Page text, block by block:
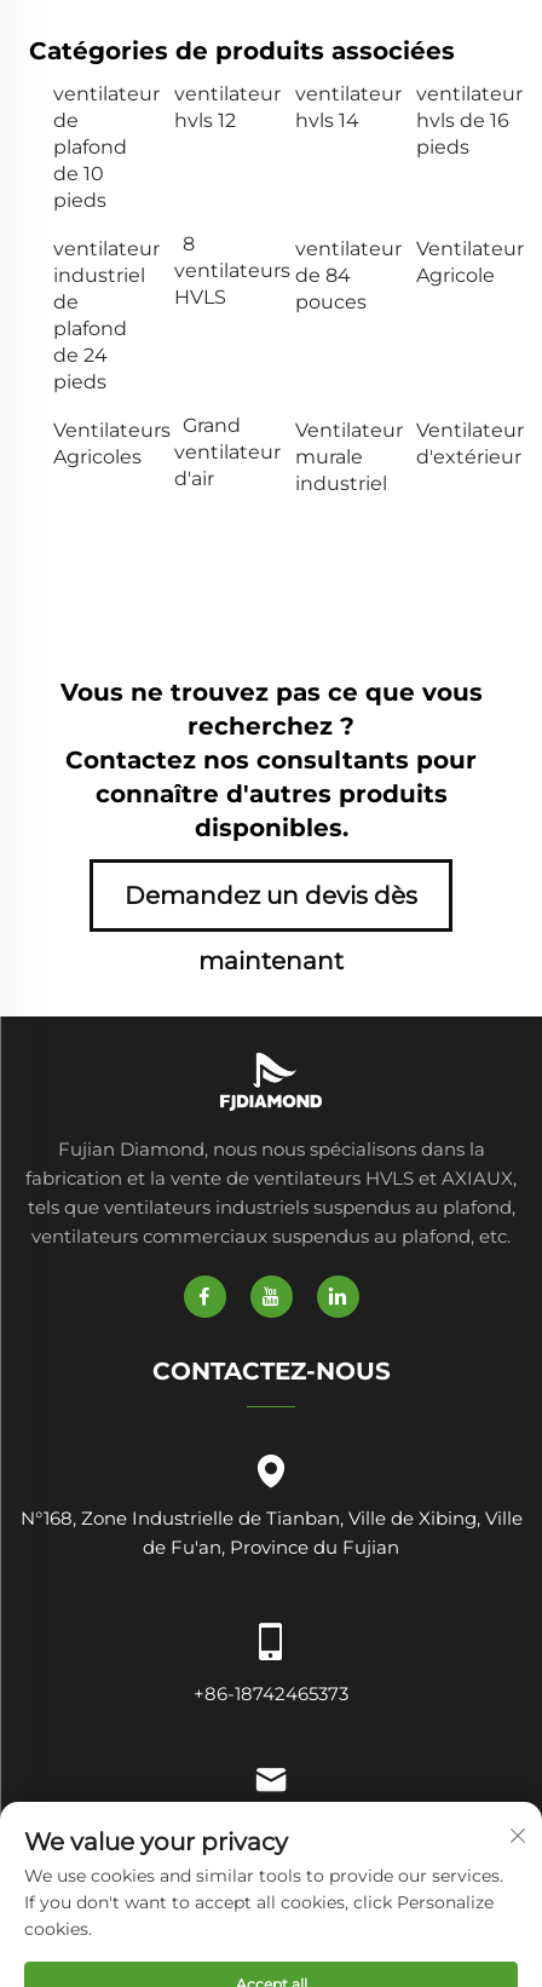
Catégories de produits associées
ventilateur
de
plafond
de 10
pieds
ventilateur
hvls 12
ventilateur
hvls 14
ventilateur
hvls de 16
pieds
ventilateur
industriel
de
plafond
de 24
pieds
8
ventilateurs
HVLS
ventilateur
de 84
pouces
Ventilateur
Agricole
Ventilateurs
Agricoles
Grand
ventilateur
d'air
Ventilateur
murale
industriel
Ventilateur
d'extérieur
Vous ne trouvez pas ce que vous
recherchez ?
Contactez nos consultants pour
connaître d'autres produits
disponibles.
Demandez un devis dès
maintenant
Fujian Diamond, nous nous spécialisons dans la
fabrication et la vente de ventilateurs HVLS et AXIAUX,
tels que ventilateurs industriels suspendus au plafond,
ventilateurs commerciaux suspendus au plafond, etc.
CONTACTEZ-NOUS
N°168, Zone Industrielle de Tianban, Ville de Xibing, Ville
de Fu'an, Province du Fujian
+86-18742465373
Droits d'auteur © Fujian Diamond Electrical and Mechanical
Equipment Co., Ltd Tous droits réservés Politique de
We value your privacy
We use cookies and similar tools to provide our services.
If you don't want to accept all cookies, click Personalize
cookies.